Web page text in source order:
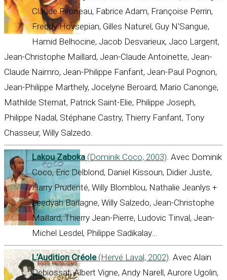
Claude Pironeau, Fabrice Adam, Françoise Perrin,
Freddy Hovsepian, Gilles Naturel, Guy N'Sangue,
Hamid Belhocine, Jacob Desvarieux, Jaco Largent,
Jean-Christophe Maillard, Jean-Claude Antoinette, Jean-
Claude Naimro, Jean-Philippe Fanfant, Jean-Paul Pognon,
Jean-Philippe Marthely, Jocelyne Beroard, Mario Canonge,
Mathilde Sternat, Patrick Saint-Elie, Philippe Joseph,
Philippe Nadal, Stéphane Castry, Thierry Fanfant, Tony
Chasseur, Willy Salzedo.
Lakou Zaboka (Dominik Coco, 2003). Avec Dominik
Coco, Eric Delblond, Daniel Kissoun, Didier Juste,
Harry Prudenté, Willy Blomblou, Nathalie Jeanlys +
Leedyah Barlagne, Willy Salzedo, Jean-Christophe
Maillard, Thierry Jean-Pierre, Ludovic Tinval, Jean-
Michel Lesdel, Philippe Sadikalay...
L’Audition Créole(Hervé Laval, 2002). Avec Alain
Debiossat, Albert Vigne, Andy Narell, Aurore Ugolin,